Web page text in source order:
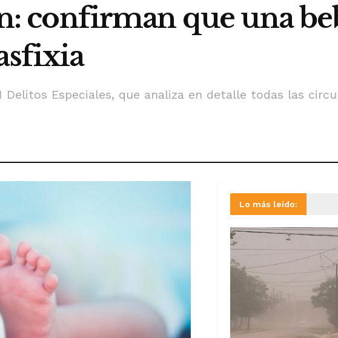
confirman que una
Especiales, que analiza en detalle todas las
Lo más leído: